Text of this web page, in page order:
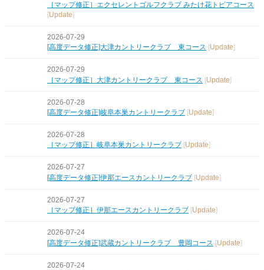
［マップ修正］エクセレントゴルフクラブ みたけ花トピアコース
[Update]
2026-07-29
[高度データ修正]大津カントリークラブ 東コース [Update]
2026-07-29
［マップ修正］大津カントリークラブ 東コース [Update]
2026-07-28
[高度データ修正]岐阜本巣カントリークラブ [Update]
2026-07-28
［マップ修正］岐阜本巣カントリークラブ
Update
2026-07-27
[高度データ修正]伊那エースカントリークラブ [Update]
2026-07-27
［マップ修正］伊那エースカントリークラブ
Update
2026-07-24
[高度データ修正]武蔵カントリークラブ 豊岡コース [Update]
2026-07-24